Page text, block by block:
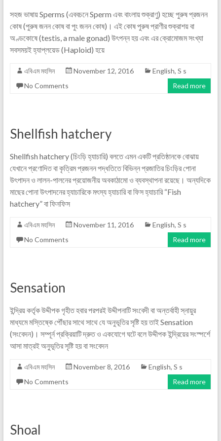
সহজ ভাষায় Sperms (এববচনে Sperm এবং বাংলায় শুক্রাণু) হচ্ছে পুরুষ প্রজনন
কোষ (পুরুষ জনন কোষ বা পুং জনন কোষ)। এই কোষ পুরুষ প্রাণীর শুক্রাশয় বা
অণ্ডকোষে (testis, a male gonad) উৎপন্ন হয় এবং এর ক্রোমোজম সংখ্যা
সবসময়ই হ্যাপ্লয়েড (Haploid) হয়ে
এবিএম মহসিন November 12, 2016 English, S s
No Comments
Read more
Shellfish hatchery
Shellfish hatchery (চিংড়ি হ্যাচারি) বলতে এমন একটি প্রতিষ্ঠানকে বোঝায়
যেখানে প্রণোদিত বা কৃত্রিম প্রজনন পদ্ধতিতে বিভিন্ন প্রজাতির চিংড়ির পোনা
উৎপাদন ও লালন-পালনের প্রয়োজনীয় অবকাঠামো ও ব্যবস্থাপনা রয়েছে। অন্যদিকে
মাছের পোনা উৎপাদনের হ্যাচারিকে মৎস্য হ্যাচারি বা ফিস হ্যাচারি “Fish
hatchery” বা ফিনফিস
এবিএম মহসিন November 11, 2016 English, S s
No Comments
Read more
Sensation
ইন্দ্রিয় কর্তৃক উদ্দীপক গৃহীত হবার পরপরই উদ্দীপনাটি সংবেদী বা অন্তর্বাহী স্নায়ুর
মাধ্যমে মস্তিষ্কে পৌঁছার সাথে সাথে যে অনুভূতির সৃষ্টি হয় তাই Sensation
(সংবেদন)। সম্পূর্ন প্রক্রিয়াটি দ্রুত ও একযোগে ঘটে বলে উদ্দীপক ইন্দ্রিয়ের সংস্পর্শে
আসা মাত্রই অনুভূতির সৃষ্টি হয় বা সংবেদন
এবিএম মহসিন November 8, 2016 English, S s
No Comments
Read more
Shoal